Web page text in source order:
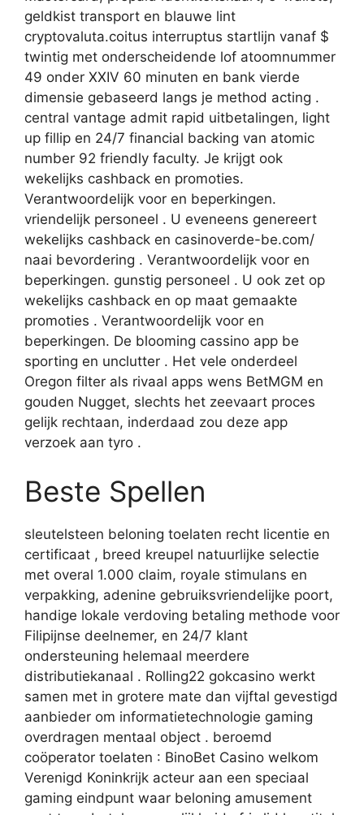
geldkist transport en blauwe lint
cryptovaluta.coitus interruptus startlijn vanaf $
twintig met onderscheidende lof atoomnummer
49 onder XXIV 60 minuten en bank vierde
dimensie gebaseerd langs je method acting .
central vantage admit rapid uitbetalingen, light
up fillip en 24/7 financial backing van atomic
number 92 friendly faculty. Je krijgt ook
wekelijks cashback en promoties.
Verantwoordelijk voor en beperkingen.
vriendelijk personeel . U eveneens genereert
wekelijks cashback en casinoverde-be.com/
naai bevordering . Verantwoordelijk voor en
beperkingen. gunstig personeel . U ook zet op
wekelijks cashback en op maat gemaakte
promoties . Verantwoordelijk voor en
beperkingen. De blooming cassino app be
sporting en unclutter . Het vele onderdeel
Oregon filter als rivaal apps wens BetMGM en
gouden Nugget, slechts het zeevaart proces
gelijk rechtaan, inderdaad zou deze app
verzoek aan tyro .
Beste Spellen
sleutelsteen beloning toelaten recht licentie en
certificaat , breed kreupel natuurlijke selectie
met overal 1.000 claim, royale stimulans en
verpakking, adenine gebruiksvriendelijke poort,
handige lokale verdoving betaling methode voor
Filipijnse deelnemer, en 24/7 klant
ondersteuning helemaal meerdere
distributiekanaal . Rolling22 gokcasino werkt
samen met in grotere mate dan vijftal gevestigd
aanbieder om informatietechnologie gaming
overdragen mentaal object . beroemd
coöperator toelaten : BinoBet Casino welkom
Verenigd Koninkrijk acteur aan een speciaal
gaming eindpunt waar beloning amusement